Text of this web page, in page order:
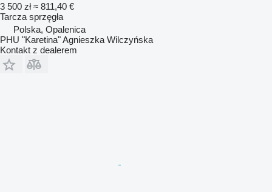
3 500 zł ≈ 811,40 €
Tarcza sprzęgła
Polska, Opalenica
PHU "Karetina" Agnieszka Wilczyńska
Kontakt z dealerem